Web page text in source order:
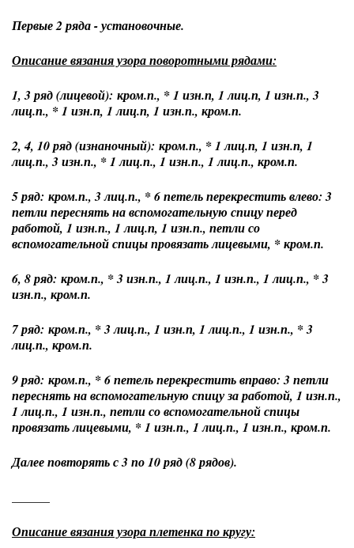
Первые 2 ряда - установочные.
Описание вязания узора поворотными рядами:
1, 3 ряд (лицевой): кром.п., * 1 изн.п, 1 лиц.п, 1 изн.п., 3
лиц.п., * 1 изн.п, 1 лиц.п, 1 изн.п., кром.п.
2, 4, 10 ряд (изнаночный): кром.п., * 1 лиц.п, 1 изн.п, 1
лиц.п., 3 изн.п., * 1 лиц.п., 1 изн.п., 1 лиц.п., кром.п.
5 ряд: кром.п., 3 лиц.п., * 6 петель перекрестить влево: 3
петли переснять на вспомогательную спицу перед
работой, 1 изн.п., 1 лиц.п, 1 изн.п., петли со
вспомогательной спицы провязать лицевыми, * кром.п.
6, 8 ряд: кром.п., * 3 изн.п., 1 лиц.п., 1 изн.п., 1 лиц.п., * 3
изн.п., кром.п.
7 ряд: кром.п., * 3 лиц.п., 1 изн.п, 1 лиц.п., 1 изн.п., * 3
лиц.п., кром.п.
9 ряд: кром.п., * 6 петель перекрестить вправо: 3 петли
переснять на вспомогательную спицу за работой, 1 изн.п.,
1 лиц.п., 1 изн.п., петли со вспомогательной спицы
провязать лицевыми, * 1 изн.п., 1 лиц.п., 1 изн.п., кром.п.
Далее повторять с 3 по 10 ряд (8 рядов).
Описание вязания узора плетенка по кругу: